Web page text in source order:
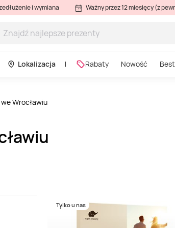
i wymiana Ważny przez 12 miesięcy (z
Lokalizacja Rabaty Nowość
Wrocławiu
Tylko u nas